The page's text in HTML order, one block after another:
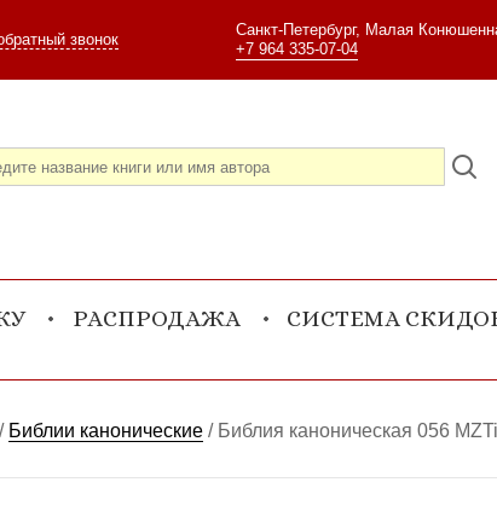
звонок
Санкт-Петербург, Малая
+7 964 335-07-04
РАСПРОДАЖА
СИСТЕМА
/ Библии канонические / Библия каноническая 056